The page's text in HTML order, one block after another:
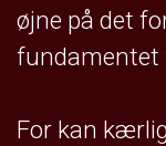
øjne på det
fundamentet
For kan